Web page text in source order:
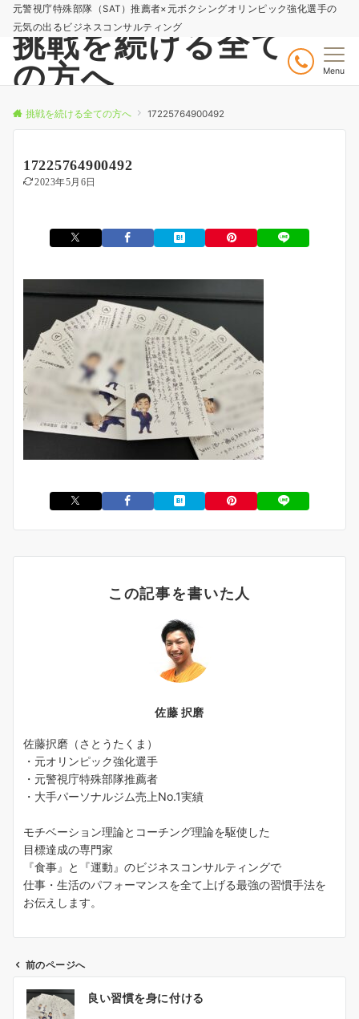
元警視庁特殊部隊（SAT）推薦者×元ボクシングオリンピック強化選手の
元気の出るビジネスコンサルティング
挑戦を続ける全て
の方へ
Menu
挑戦を続ける全ての方へ 17225764900492
17225764900492
2023年5月6日
この記事を書いた人
佐藤 択磨
佐藤択磨（さとうたくま）
・元オリンピック強化選手
・元警視庁特殊部隊推薦者
・大手パーソナルジム売上No.1実績
モチベーション理論とコーチング理論を駆使した
目標達成の専門家
『食事』と『運動』のビジネスコンサルティングで
仕事・生活のパフォーマンスを全て上げる最強の習慣手法を
お伝えします。
前のページへ
良い習慣を身に付ける